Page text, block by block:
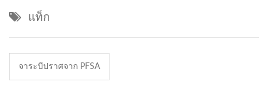
แท็ก
จาระบีปราศจาก PFSA